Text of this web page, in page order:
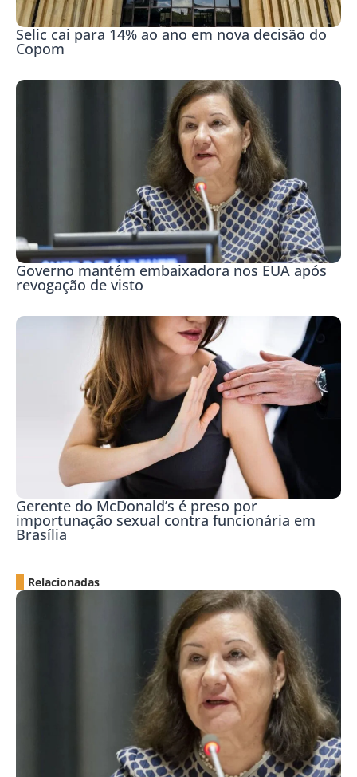
Selic cai para 14% ao ano em nova decisão do
Copom
Governo mantém embaixadora nos EUA após
revogação de visto
Gerente do McDonald’s é preso por
importunação sexual contra funcionária em
Brasília
Relacionadas